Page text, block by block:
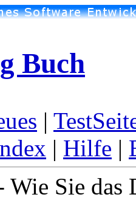
Buch
|
| Hilfe |
Wie Sie das